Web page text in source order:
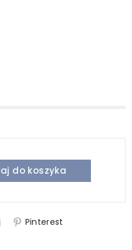
do koszyka
Pinterest